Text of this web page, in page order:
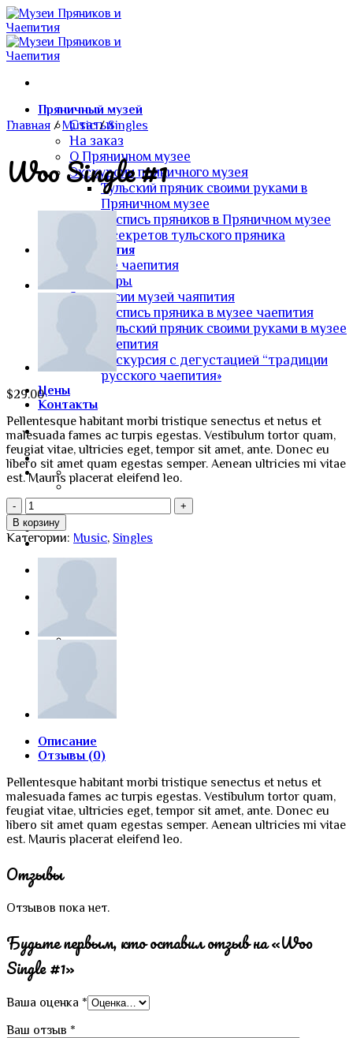
Skip
to
content
Пряничный музей
Статьи
На заказ
О Пряничном музее
Экскурсии пряничного музея
Тульский пряник своими руками в
Пряничном музее
Роспись пряников в Пряничном музее
5 секретов тульского пряника
Музей чаепития
О музее чаепития
Самовары
Экскурсии музей чаяпития
Роспись пряника в музее чаепития
Тульский пряник своими руками в музее
чаепития
Экскурсия с дегустацией “традиции
русского чаепития»
Цены
Контакты
Главная / Music / Singles
Woo Single #1
$29.00
Pellentesque habitant morbi tristique senectus et netus et
malesuada fames ac turpis egestas. Vestibulum tortor quam,
feugiat vitae, ultricies eget, tempor sit amet, ante. Donec eu
libero sit amet quam egestas semper. Aenean ultricies mi vitae
est. Mauris placerat eleifend leo.
Количество
товара
Woo
Single
В корзину
Категории: Music, Singles
Описание
Отзывы (0)
Pellentesque habitant morbi tristique senectus et netus et
malesuada fames ac turpis egestas. Vestibulum tortor quam,
feugiat vitae, ultricies eget, tempor sit amet, ante. Donec eu
libero sit amet quam egestas semper. Aenean ultricies mi vitae
est. Mauris placerat eleifend leo.
Отзывы
Отзывов пока нет.
Будьте первым, кто оставил отзыв на «Woo
Single #1»
Ваша оценка *
Ваш отзыв *